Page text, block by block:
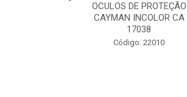
OCULOS DE PROTEÇÃO
CAYMAN INCOLOR CA
17038
Código: 22010